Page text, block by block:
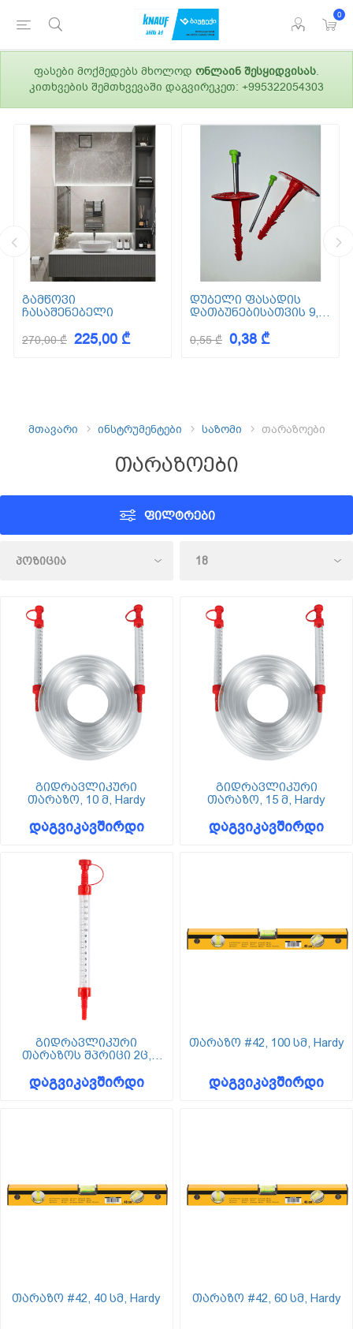
0
ფასები მოქმედებს მხოლოდ ონლაინ შესყიდვისას.
კითხვების შემთხვევაში დაგვირეკეთ: +995322054303
გამწოვი
ჩასაშენებელი
270,00 ₾ 225,00 ₾
დუბელი ფასადის
დათბუნებისათვის 9,5
0,55 ₾ 0,38 ₾
მთავარი ინსტრუმენტები საზომი თარაზოები
თარაზოები
ᲤᲘᲚᲢᲠᲔᲑᲘ
გიდრავლიკური
თარაზო, 10 მ, Hardy
დაგვიკავშირდი
გიდრავლიკური
თარაზო, 15 მ, Hardy
დაგვიკავშირდი
გიდრავლიკური
თარაზოს შპრიცი 2ც,
დაგვიკავშირდი
თარაზო #42, 100 სმ, Hardy
დაგვიკავშირდი
თარაზო #42, 40 სმ, Hardy თარაზო #42, 60 სმ, Hardy